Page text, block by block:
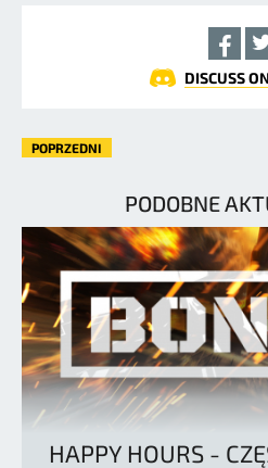
DISCUSS
POPRZEDNI
PODOBNE
HAPPY HOURS -